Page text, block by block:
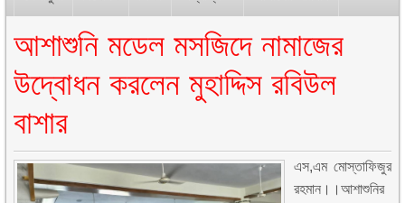
আশাশুনি মডেল মসজিদে নামাজের
উদ্বোধন করলেন মুহাদ্দিস রবিউল
বাশার
এস,এম মোস্তাফিজুর
রহমান।।আশাশুনির